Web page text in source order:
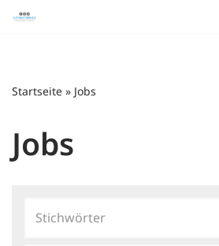
springen
Startseite » Jobs
Jobs